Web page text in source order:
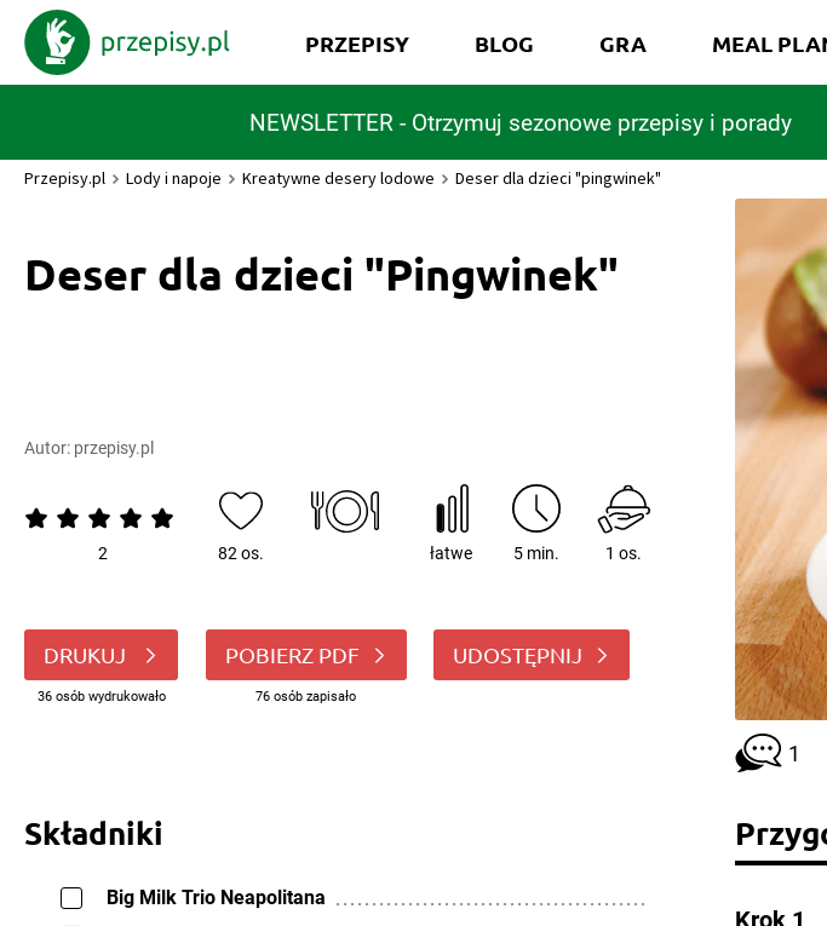
NEWSLETTER - Otrzymuj sezonowe przepisy i porady
PRZEPISY BLOG GRA MEAL
Przepisy.pl Lody i napoje Kreatywne desery lodowe Deser dla dzieci "pingwinek"
Deser dla dzieci "Pingwinek"
Autor: przepisy.pl
2 82 os. łatwe 5 min. 1 os.
DRUKUJ
36 osób wydrukowało
POBIERZ PDF
76 osób zapisało
UDOSTĘPNIJ
1
Składniki
Big Milk Trio Neapolitana
Krok 1